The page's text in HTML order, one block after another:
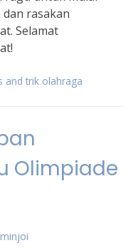
rasakan
Selamat
and trik olahraga
Olimpiade